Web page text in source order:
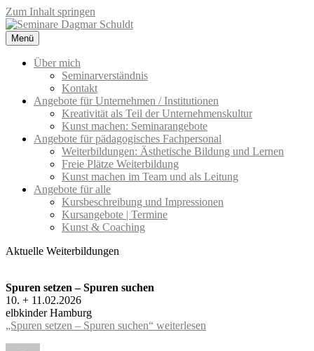
Zum Inhalt springen
Seminare Dagmar Schuldt
Seminarangebote für Unternehmen und pädagogisches Fachpersonal
– Kreativität & Kommunikation
Menü
Über mich
Seminarverständnis
Kontakt
Angebote für Unternehmen / Institutionen
Kreativität als Teil der Unternehmenskultur
Kunst machen: Seminarangebote
Angebote für pädagogisches Fachpersonal
Weiterbildungen: Ästhetische Bildung und Lernen
Freie Plätze Weiterbildung
Kunst machen im Team und als Leitung
Angebote für alle
Kursbeschreibung und Impressionen
Kursangebote | Termine
Kunst & Coaching
Aktuelle Weiterbildungen
Spuren setzen – Spuren suchen
10. + 11.02.2026
elbkinder Hamburg
„Spuren setzen – Spuren suchen“ weiterlesen